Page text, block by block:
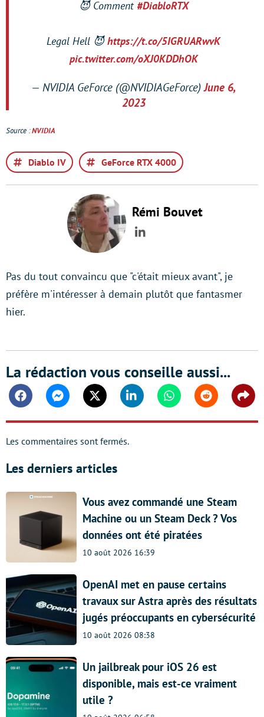
😈 Comment #DiabloRTX
Legal Hell 😈https://t.co/5IGRUARwvK
pic.twitter.com/oXJ0KDDhOK
— NVIDIA GeForce (@NVIDIAGeForce)June 6,
2023
Source :NVIDIA
Diablo IV GeForce RTX 4000
Rémi Bouvet
LinkedIn
Pas du tout convaincu que "c'était mieux avant", je
préfère m'intéresser à demain plutôt que fantasmer
hier.
La rédaction vous conseille aussi...
FacebookMessengerTwitter Linkedin WhatsappReddit
Les commentaires sont fermés.
Les derniers articles
Vous avez commandé une Steam
Machine ou un Steam Deck ? Vos
données ont été piratées
10 août 2026 16:39
OpenAI met en pause certains
travaux sur Astra après des résultats
jugés préoccupants en cybersécurité
10 août 2026 08:38
Un jailbreak pour iOS 26 est
disponible, mais est-ce vraiment
utile ?